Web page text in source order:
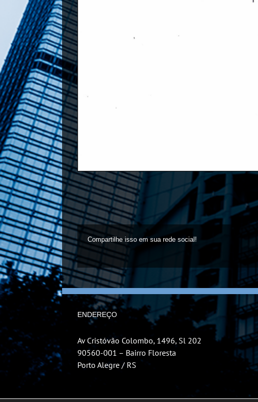
Compartilhe isso em sua rede social!
ENDEREÇO
Av Cristóvão Colombo, 1496, Sl 202
90560-001 – Bairro Floresta
Porto Alegre / RS